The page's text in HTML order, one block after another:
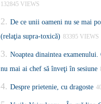
132845 VIEWS
De ce unii oameni nu se mai
(relaţia supra-toxică) 83395 VIEWS
Noaptea dinaintea
nu mai ai chef să înveţi în sesiune
Despre prietenie, cu dragoste